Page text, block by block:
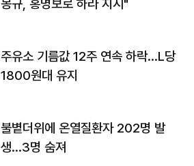
몽규, 홍명보로 하라 지시"
주유소 기름값 12주 연속 하락…L당
1800원대 유지
불볕더위에 온열질환자 202명 발
생…3명 숨져